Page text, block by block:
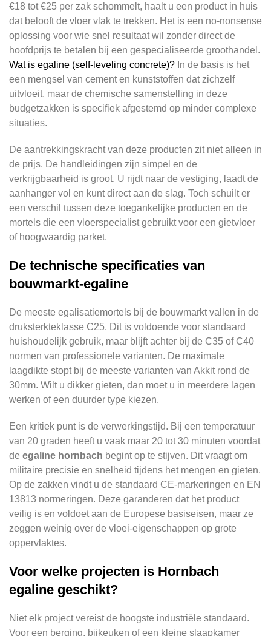
€18 tot €25 per zak schommelt, haalt u een product in huis
dat belooft de vloer vlak te trekken. Het is een no-nonsense
oplossing voor wie snel resultaat wil zonder direct de
hoofdprijs te betalen bij een gespecialiseerde groothandel.
Wat is egaline (self-leveling concrete)? In de basis is het
een mengsel van cement en kunststoffen dat zichzelf
uitvloeit, maar de chemische samenstelling in deze
budgetzakken is specifiek afgestemd op minder complexe
situaties.
De aantrekkingskracht van deze producten zit niet alleen in
de prijs. De handleidingen zijn simpel en de
verkrijgbaarheid is groot. U rijdt naar de vestiging, laadt de
aanhanger vol en kunt direct aan de slag. Toch schuilt er
een verschil tussen deze toegankelijke producten en de
mortels die een vloerspecialist gebruikt voor een gietvloer
of hoogwaardig parket.
De technische specificaties van
bouwmarkt-egaline
De meeste egalisatiemortels bij de bouwmarkt vallen in de
druksterkteklasse C25. Dit is voldoende voor standaard
huishoudelijk gebruik, maar blijft achter bij de C35 of C40
normen van professionele varianten. De maximale
laagdikte stopt bij de meeste varianten van Akkit rond de
30mm. Wilt u dikker gieten, dan moet u in meerdere lagen
werken of een duurder type kiezen.
Een kritiek punt is de verwerkingstijd. Bij een temperatuur
van 20 graden heeft u vaak maar 20 tot 30 minuten voordat
de egaline hornbach begint op te stijven. Dit vraagt om
militaire precisie en snelheid tijdens het mengen en gieten.
Op de zakken vindt u de standaard CE-markeringen en EN
13813 normeringen. Deze garanderen dat het product
veilig is en voldoet aan de Europese basiseisen, maar ze
zeggen weinig over de vloei-eigenschappen op grote
oppervlaktes.
Voor welke projecten is Hornbach
egaline geschikt?
Niet elk project vereist de hoogste industriële standaard.
Voor een berging, bijkeuken of een kleine slaapkamer